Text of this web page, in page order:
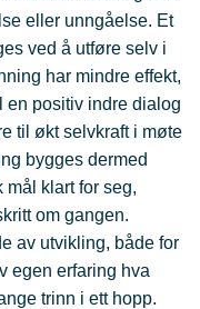
eller unngåelse. Et
ved å utføre selv i
har mindre effekt,
en positiv indre dialog
til økt selvkraft i møte
bygges dermed
mål klart for seg,
om gangen.
av utvikling, både for
egen erfaring hva
trinn i ett hopp.